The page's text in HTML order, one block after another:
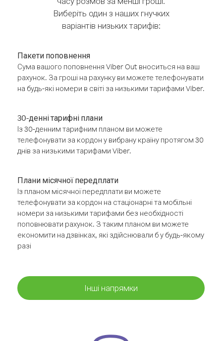
Виберіть один з наших гнучких
варіантів низьких тарифів:
Пакети поповнення
Сума вашого поповнення Viber Out вноситься на ваш
рахунок. За гроші на рахунку ви можете телефонувати
на будь-які номери в світі за низькими тарифами Viber.
30-денні тарифні плани
Із 30-денним тарифним планом ви можете
телефонувати за кордон у вибрану країну протягом 30
днів за низькими тарифами Viber.
Плани місячної передплати
Із планом місячної передплати ви можете
телефонувати за кордон на стаціонарні та мобільні
номери за низькими тарифами без необхідності
поповнювати рахунок. З таким планом ви можете
економити на дзвінках, які здійснювали б у будь-якому
разі
Інші напрямки